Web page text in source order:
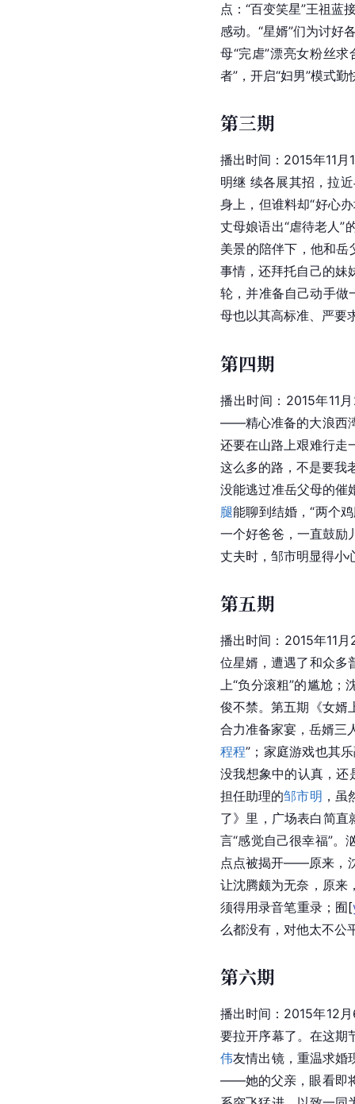
点：“百变笑星”王祖蓝
感动。“星婿”们为讨好
母“完虐”漂亮女粉丝
者”，开启“妇男”模式
第三期
播出时间：2015年11月
明继 续各展其招，拉
身上，但谁料却“好心
丈母娘语出“虐待老人”
美景的陪伴下，他和岳
事情，还拜托自己的妹
轮，并准备自己动手做
母也以其高标准、严要
第四期
播出时间：2015年11
——精心准备的大浪西
还要在山路上艰难行走
这么多的路，不是要我
没能逃过准岳父母的催
腿能聊到结婚，“两个
一个好爸爸，一直鼓励
丈夫时，邹市明显得小
第五期
播出时间：2015年11
位星婿，遭遇了和众
上“负分滚粗”的尴尬
俊不禁。第五期《女婿
合力准备家宴，岳婿三
程程”；家庭游戏也其
没我想象中的认真，还
担任助理的邹市明 ，
了》里，广场表白简直
言“感觉自己很幸福”。
点点被揭开——原来，
让沈腾颇为无奈，原来
须得用录音笔重录； 囿[
么都没有，对他太不公
第六期
播出时间：2015年12
要拉开序幕了。在这期
伟友情出镜，重温求婚
——她的父亲，眼看即